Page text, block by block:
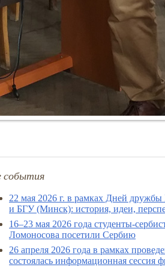
события
22 мая 2026 г. в рамках Дней
и БГУ (Минск): история, идеи,
16–23 мая 2026 года студенты-
Ломоносова посетили Сербию
26 апреля 2026 года в рамках
состоялась информационная сессия